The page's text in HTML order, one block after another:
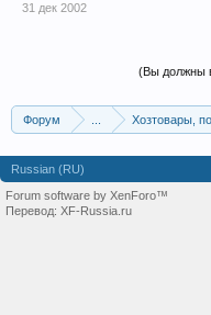
31 дек 2002
(Вы должны
Форум Хозтовары,
Russian (RU)
Forum software by XenForo™
Перевод: XF-Russia.ru